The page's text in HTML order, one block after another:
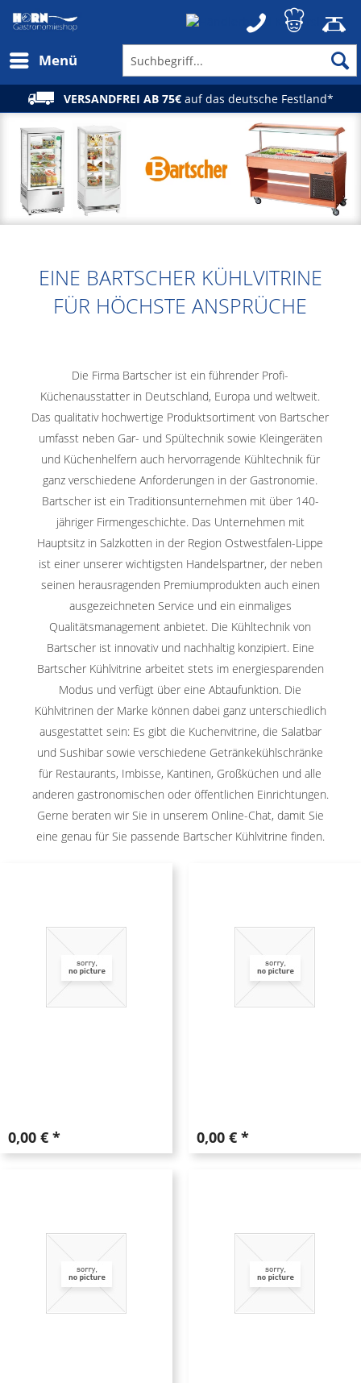
Menü
VERSANDFREI AB 75€ auf das deutsche Festland*
EINE BARTSCHER KÜHLVITRINE
FÜR HÖCHSTE ANSPRÜCHE
Die Firma Bartscher ist ein führender Profi-
Küchenausstatter in Deutschland, Europa und weltweit.
Das qualitativ hochwertige Produktsortiment von Bartscher
umfasst neben Gar- und Spültechnik sowie Kleingeräten
und Küchenhelfern auch hervorragende Kühltechnik für
ganz verschiedene Anforderungen in der Gastronomie.
Bartscher ist ein Traditionsunternehmen mit über 140-
jähriger Firmengeschichte. Das Unternehmen mit
Hauptsitz in Salzkotten in der Region Ostwestfalen-Lippe
ist einer unserer wichtigsten Handelspartner, der neben
seinen herausragenden Premiumprodukten auch einen
ausgezeichneten Service und ein einmaliges
Qualitätsmanagement anbietet. Die Kühltechnik von
Bartscher ist innovativ und nachhaltig konzipiert. Eine
Bartscher Kühlvitrine arbeitet stets im energiesparenden
Modus und verfügt über eine Abtaufunktion. Die
Kühlvitrinen der Marke können dabei ganz unterschiedlich
ausgestattet sein: Es gibt die Kuchenvitrine, die Salatbar
und Sushibar sowie verschiedene Getränkekühlschränke
für Restaurants, Imbisse, Kantinen, Großküchen und alle
anderen gastronomischen oder öffentlichen Einrichtungen.
Gerne beraten wir Sie in unserem Online-Chat, damit Sie
eine genau für Sie passende Bartscher Kühlvitrine finden.
0,00 € * 0,00 € *